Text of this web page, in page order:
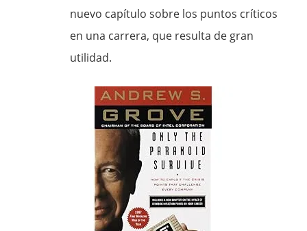
nuevo capítulo sobre los puntos críticos
en una carrera, que resulta de gran
utilidad.